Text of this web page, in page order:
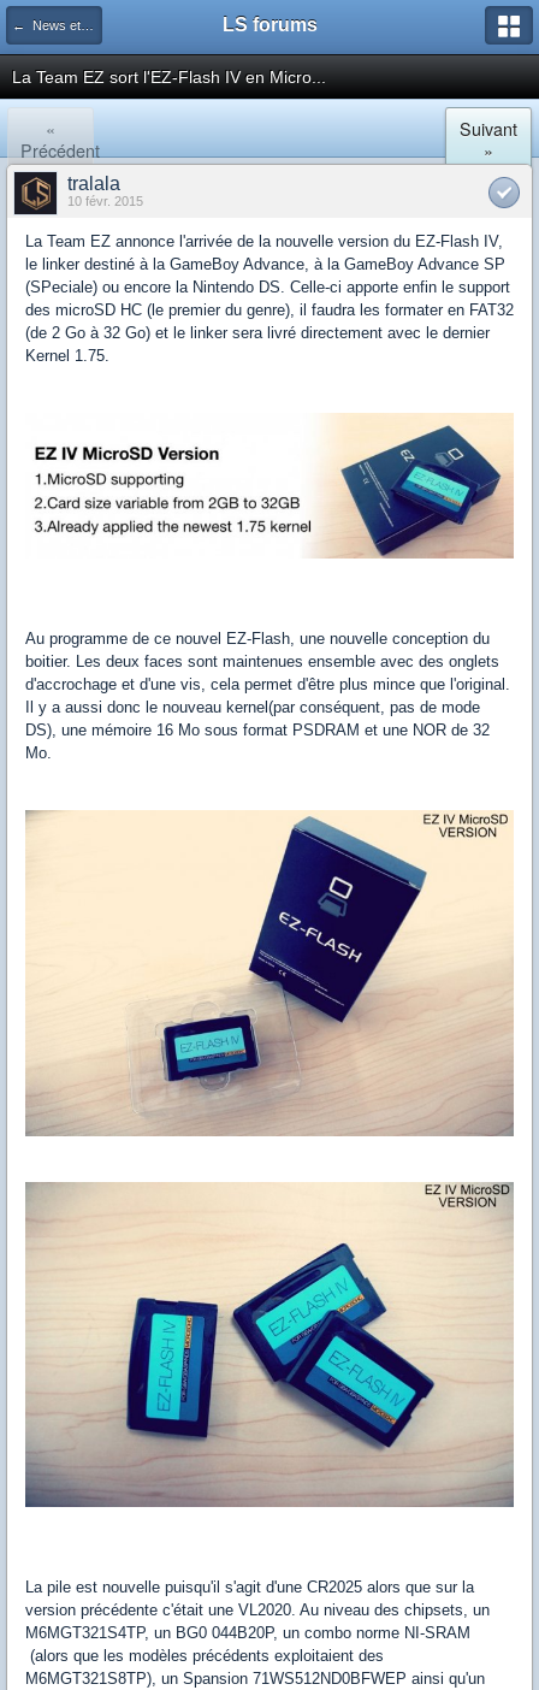
← News et actualités postées sur LS LS forums
La Team EZ sort l'EZ-Flash IV en Micro...
«
Précédent
Suivant
»
tralala
10 févr. 2015
La Team EZ annonce l'arrivée de la nouvelle version du EZ-Flash IV,
le linker destiné à la GameBoy Advance, à la GameBoy Advance SP
(SPeciale) ou encore la Nintendo DS. Celle-ci apporte enfin le support
des microSD HC (le premier du genre), il faudra les formater en FAT32
(de 2 Go à 32 Go) et le linker sera livré directement avec le dernier
Kernel 1.75.
Au programme de ce nouvel EZ-Flash, une nouvelle conception du
boitier. Les deux faces sont maintenues ensemble avec des onglets
d'accrochage et d'une vis, cela permet d'être plus mince que l'original.
Il y a aussi donc le nouveau kernel(par conséquent, pas de mode
DS), une mémoire 16 Mo sous format PSDRAM et une NOR de 32
Mo.
La pile est nouvelle puisqu'il s'agit d'une CR2025 alors que sur la
version précédente c'était une VL2020. Au niveau des chipsets, un
M6MGT321S4TP, un BG0 044B20P, un combo norme NI-SRAM
(alors que les modèles précédents exploitaient des
M6MGT321S8TP), un Spansion 71WS512ND0BFWEP ainsi qu'un